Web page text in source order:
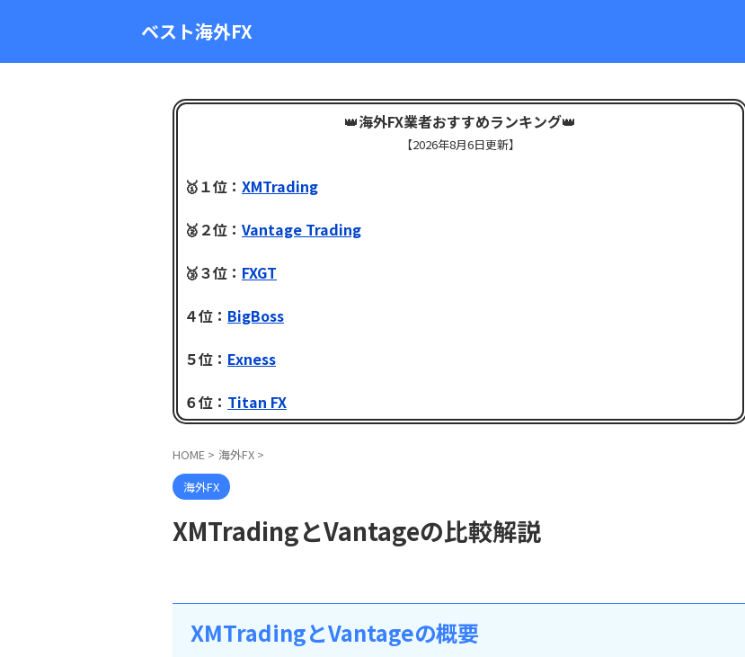
ベスト海外FX
👑海外FX業者おすすめランキング👑
【2026年8月6日更新】
🥇１位： XMTrading
🥈２位： Vantage Trading
🥉３位： FXGT
４位： BigBoss
５位： Exness
６位： Titan FX
HOME > 海外FX >
海外FX
XMTradingとVantageの比較解説
XMTradingとVantageの概要